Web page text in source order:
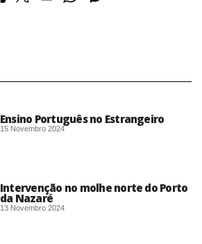
Ensino Português no Estrangeiro
15 Novembro 2024
Intervenção no molhe norte do Porto
da Nazaré
13 Novembro 2024